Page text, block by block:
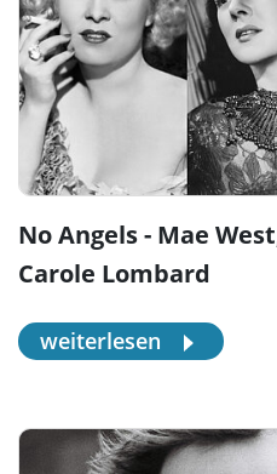
No Angels - Mae
Carole Lombard
weiterlesen